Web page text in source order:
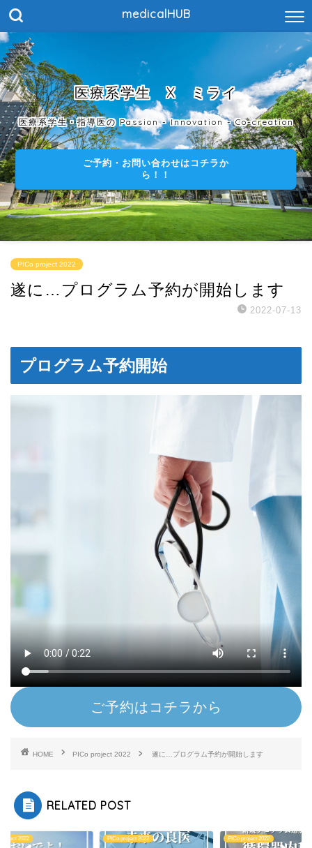
medicalHUB
医療系学生 X ミライ
医療系学生・指導医の Passion - Innovation - Co-creation
ご予約・お問い合わせはコチラか
ら！！
PICo project 2022
遂に…プログラム予約が開始します
2022-07-13
プログラム予約開始
ご予約はコチラから
HOME PICo project 2022 遂に…プログラム予約が開始します
RELATED POST
2022 PICo project 2022 PICo project 2022